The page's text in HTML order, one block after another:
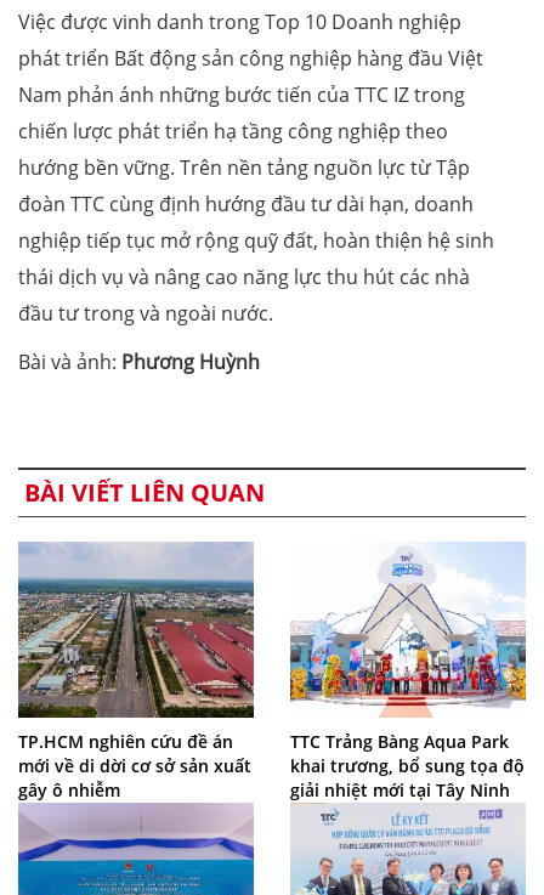
Việc được vinh danh trong Top 10 Doanh nghiệp
phát triển Bất động sản công nghiệp hàng đầu Việt
Nam phản ánh những bước tiến của TTC IZ trong
chiến lược phát triển hạ tầng công nghiệp theo
hướng bền vững. Trên nền tảng nguồn lực từ Tập
đoàn TTC cùng định hướng đầu tư dài hạn, doanh
nghiệp tiếp tục mở rộng quỹ đất, hoàn thiện hệ sinh
thái dịch vụ và nâng cao năng lực thu hút các nhà
đầu tư trong và ngoài nước.
Bài và ảnh: Phương Huỳnh
BÀI VIẾT LIÊN QUAN
TP.HCM nghiên cứu đề án
mới về di dời cơ sở sản xuất
gây ô nhiễm
TTC Trảng Bàng Aqua Park
khai trương, bổ sung tọa độ
giải nhiệt mới tại Tây Ninh